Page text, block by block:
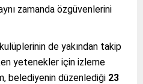
zamanda özgüvenlerini
de yakından takip
yetenekler için izleme
belediyenin düzenlediği 23